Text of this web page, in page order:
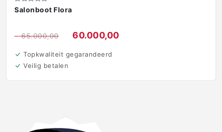
Salonboot Flora
€65.000,00 60.000,00
Topkwaliteit gegarandeerd
Veilig betalen